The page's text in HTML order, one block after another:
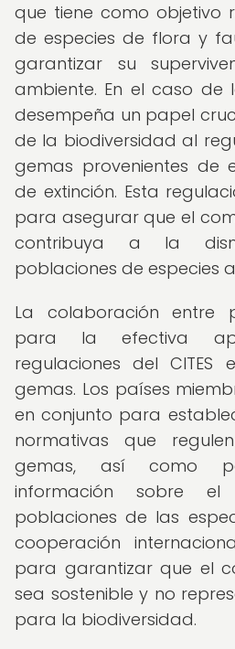
que tiene como objetivo
de especies de flora y
garantizar su
ambiente. En el caso de
desempeña un papel
de la biodiversidad al
gemas provenientes de
de extinción. Esta
para asegurar que el
contribuya a la
poblaciones de especies
La colaboración entre
para la efectiva
regulaciones del
gemas. Los países
en conjunto para
normativas que
gemas, así como
información sobre
poblaciones de las
cooperación
para garantizar que el
sea sostenible y no
para la biodiversidad.